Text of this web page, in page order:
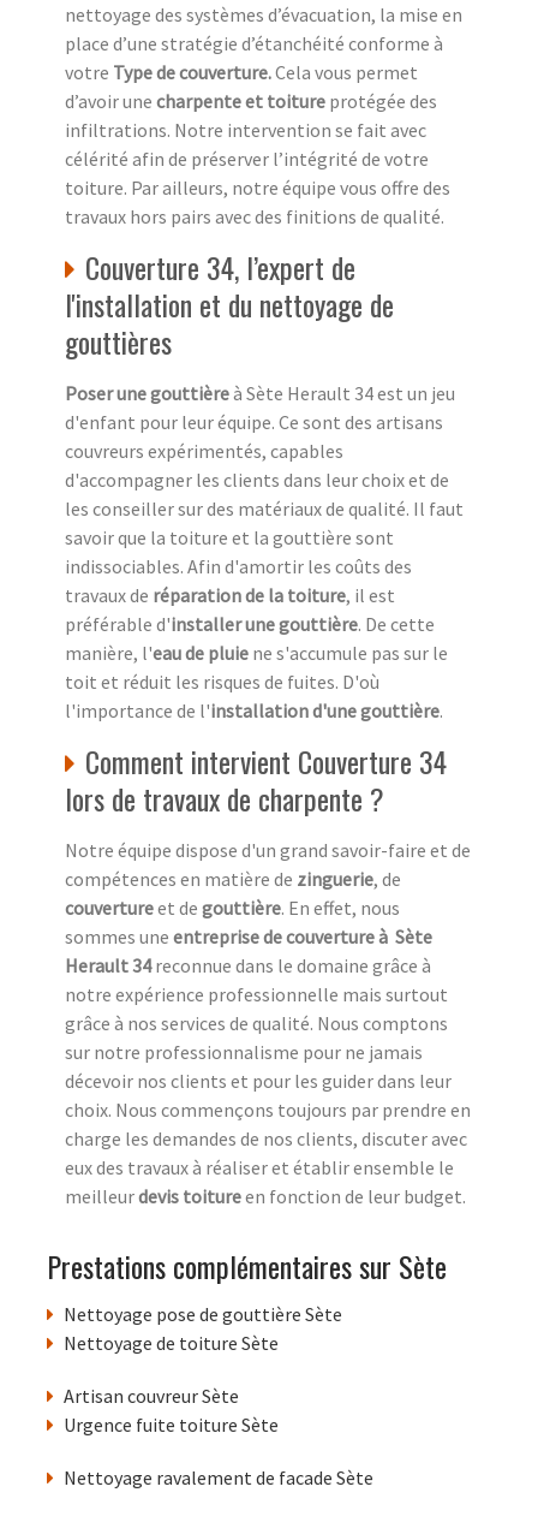
nettoyage des systèmes d’évacuation, la mise en
place d’une stratégie d’étanchéité conforme à
votre Type de couverture.Cela vous permet
d’avoir une charpente et toiture protégée des
infiltrations. Notre intervention se fait avec
célérité afin de préserver l’intégrité de votre
toiture. Par ailleurs, notre équipe vous offre des
travaux hors pairs avec des finitions de qualité.
Couverture 34, l’expert de
l'installation et du nettoyage de
gouttières
Poser une gouttièreà Sète Herault 34 est un jeu
d'enfant pour leur équipe. Ce sont des artisans
couvreurs expérimentés, capables
d'accompagner les clients dans leur choix et de
les conseiller sur des matériaux de qualité. Il faut
savoir que la toiture et la gouttière sont
indissociables. Afin d'amortir les coûts des
travaux de réparation de la toiture, il est
préférable d'installer une gouttière. De cette
manière, l'eau de pluie ne s'accumule pas sur le
toit et réduit les risques de fuites. D'où
l'importance de l'installation d'une gouttière.
Comment intervient Couverture 34
lors de travaux de charpente ?
Notre équipe dispose d'un grand savoir-faire et de
compétences en matière de zinguerie, de
couvertureet de gouttière. En effet, nous
sommes une entreprise de couverture à Sète
Herault 34reconnue dans le domaine grâce à
notre expérience professionnelle mais surtout
grâce à nos services de qualité. Nous comptons
sur notre professionnalisme pour ne jamais
décevoir nos clients et pour les guider dans leur
choix. Nous commençons toujours par prendre en
charge les demandes de nos clients, discuter avec
eux des travaux à réaliser et établir ensemble le
meilleurdevis toitureen fonction de leur budget.
Prestations complémentaires sur Sète
Nettoyage pose de gouttière Sète
Nettoyage de toiture Sète
Artisan couvreur Sète
Urgence fuite toiture Sète
Nettoyage ravalement de facade Sète